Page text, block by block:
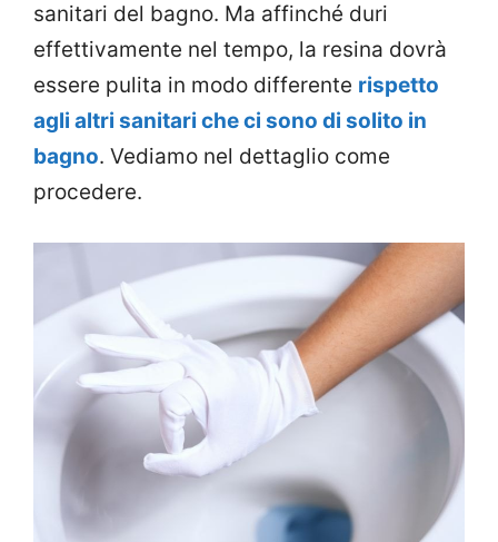
sanitari del bagno. Ma affinché duri
effettivamente nel tempo, la resina dovrà
essere pulita in modo differente rispetto
agli altri sanitari che ci sono di solito in
bagno. Vediamo nel dettaglio come
procedere.